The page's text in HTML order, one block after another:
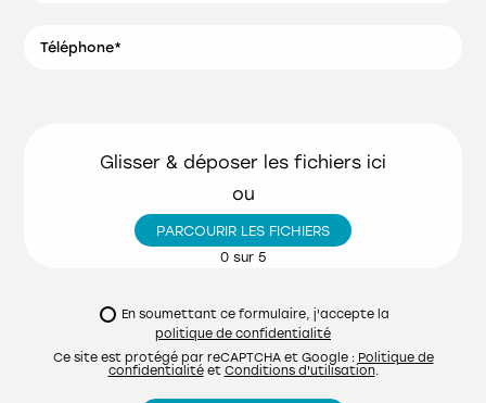
Téléphone*
Glisser & déposer les fichiers ici
ou
PARCOURIR LES FICHIERS
0 sur 5
En soumettant ce formulaire, j'accepte la
politique de confidentialité
Ce site est protégé par reCAPTCHA et Google : Politique de
confidentialitéet Conditions d'utilisation.